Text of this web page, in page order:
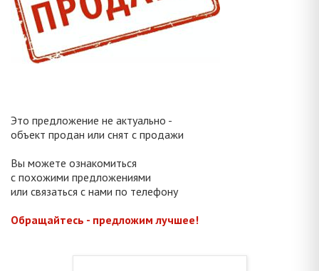
Это предложение не актуально -
объект продан или снят с продажи
Вы можете ознакомиться
с похожими предложениями
или связаться с нами по телефону
Обращайтесь - предложим лучшее!